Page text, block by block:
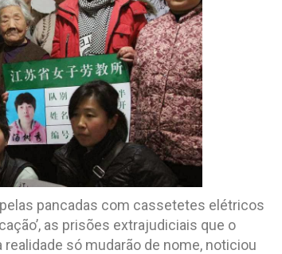
pancadas com cassetetes elétricos
as prisões extrajudiciais que o
só mudarão de nome, noticiou